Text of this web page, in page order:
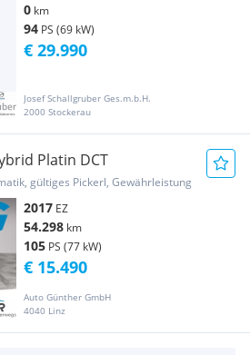
0 km
94 PS (69 kW)
Josef Schallgruber Ges.m.b.H.
2000 Stockerau
€ 29.990
Platin DCT
gültiges Pickerl, Gewährleistung
2017 EZ
54.298 km
105 PS (77 kW)
Auto Günther GmbH
4040 Linz
€ 15.490